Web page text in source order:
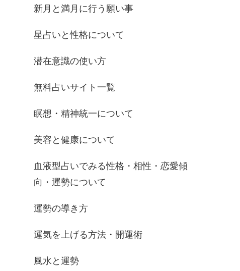
新月と満月に行う願い事
星占いと性格について
潜在意識の使い方
無料占いサイト一覧
瞑想・精神統一について
美容と健康について
血液型占いでみる性格・相性・恋愛傾
向・運勢について
運勢の導き方
運気を上げる方法・開運術
風水と運勢